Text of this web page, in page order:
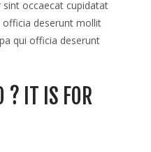
sint occaecat cupidatat
deserunt mollit
qui officia deserunt
? IT IS FOR